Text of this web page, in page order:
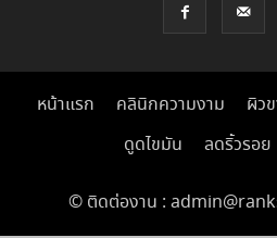
หน้าแรก คลินิกความงาม ผิว
ดูดไขมัน
ลดริ้วรอย
© ติดต่องาน :